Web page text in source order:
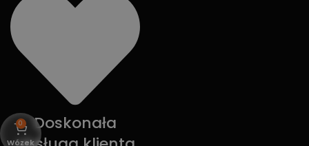
Doskonała
0
Wózek